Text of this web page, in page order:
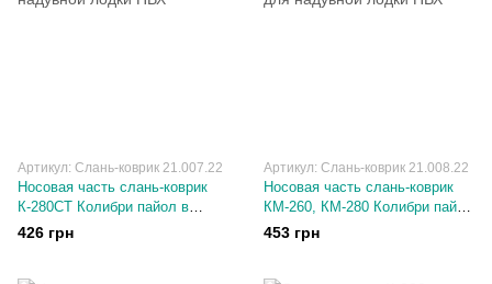
Артикул: Слань-коврик 21.007.22
Носовая часть слань-коврик
К-280СТ Колибри пайол в
карманах, для надувной лодки
426 грн
Артикул: Слань-коврик 21.008.22
Носовая часть слань-коврик
КM-260, КМ-280 Колибри пайол
в карманах, для надувной
лодки ПВХ
453 грн